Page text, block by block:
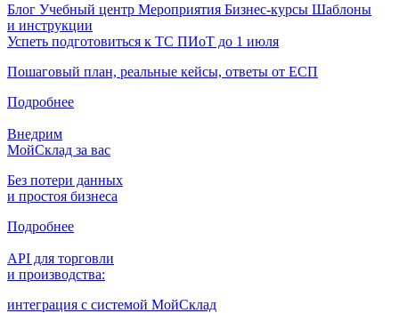
Блог Учебный центр Мероприятия Бизнес-курсы Шаблоны
и инструкции
Успеть подготовиться к ТС ПИоТ до 1 июля
Пошаговый план, реальные кейсы, ответы от ЕСП
Подробнее
Внедрим
МойСклад за вас
Без потери данных
и простоя бизнеса
Подробнее
API для торговли
и производства:
интеграция с системой МойСклад